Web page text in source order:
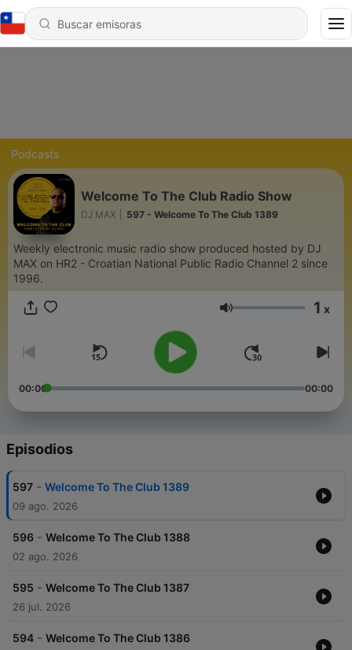
Podcasts
Welcome To The Club Radio Show
DJ MAX 597 - Welcome To The Club 1389
Weekly electronic music radio show produced hosted by DJ
MAX on HR2 - Croatian National Public Radio Channel 2 since
1996.
Volumen 1 x
00:00 00:00
Episodios
597 - Welcome To The Club 1389
09 ago. 2026
596 - Welcome To The Club 1388
02 ago. 2026
595 - Welcome To The Club 1387
26 jul. 2026
594 - Welcome To The Club 1386